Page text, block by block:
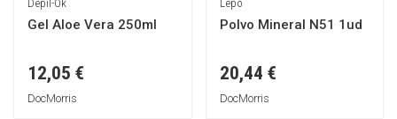
Gel Aloe Vera 250ml
12,05 €
DocMorris
Polvo Mineral N51 1ud
20,44 €
DocMorris